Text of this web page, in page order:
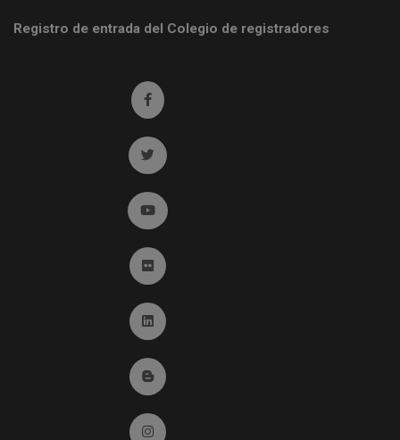
Registro de entrada del Colegio de registradores
Ir a facebook (abre en ventana nueva)
Ir a twitter (abre en ventana nueva)
Ir a YouTube (abre en ventana nueva)
Ir a Flickr (abre en ventana nueva)
Ir a Linkedin (abre en ventana nueva)
Ir al Blog (abre en ventana nueva)
Ir a Instagram (abre en ventana nueva)